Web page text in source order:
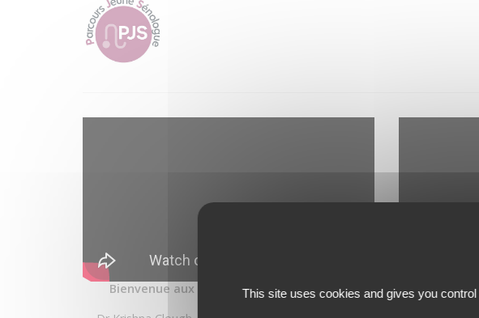
Bienvenue aux 44es journées de la SFSPM
This site uses cookies and gives you